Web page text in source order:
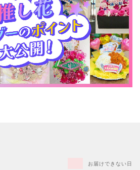
お届けできない日